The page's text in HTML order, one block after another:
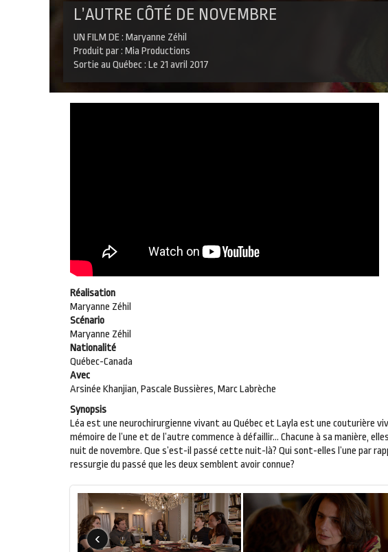
L’AUTRE CÔTÉ DE NOVEMBRE
UN FILM DE : Maryanne Zéhil
Produit par : Mia Productions
Sortie au Québec : Le 21 avril 2017
Réalisation
Maryanne Zéhil
Scénario
Maryanne Zéhil
Nationalité
Québec-Canada
Avec
Arsinée Khanjian, Pascale Bussières, Marc Labrèche
Synopsis
Léa est une neurochirurgienne vivant au Québec et Layla est une couturière
mémoire de l’une et de l’autre commence à défaillir… Chacune à sa manière,
nuit de novembre. Que s’est-il passé cette nuit-là? Qui sont-elles l’une par
ressurgie du passé que les deux semblent avoir connue?
‹